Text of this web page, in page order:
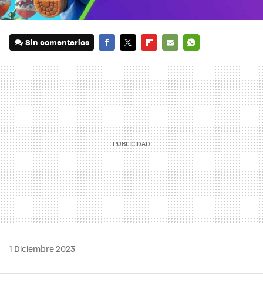
Sin comentarios
MAIL
1 Diciembre 2023